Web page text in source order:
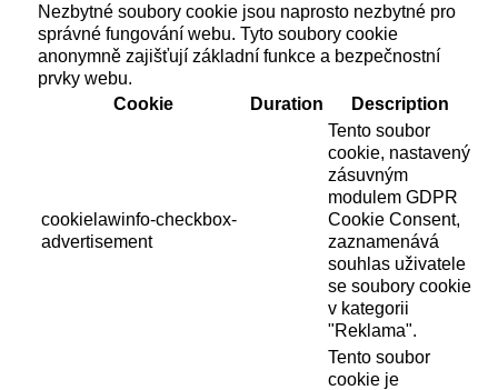
Nezbytné soubory cookie jsou naprosto nezbytné pro
správné fungování webu. Tyto soubory cookie
anonymně zajišťují základní funkce a bezpečnostní
prvky webu.
Cookie
Duration Description
cookielawinfo-checkbox-
advertisement
Tento soubor
cookie, nastavený
zásuvným
modulem GDPR
Cookie Consent,
zaznamenává
souhlas uživatele
se soubory cookie
v kategorii
"Reklama".
Tento soubor
cookie je